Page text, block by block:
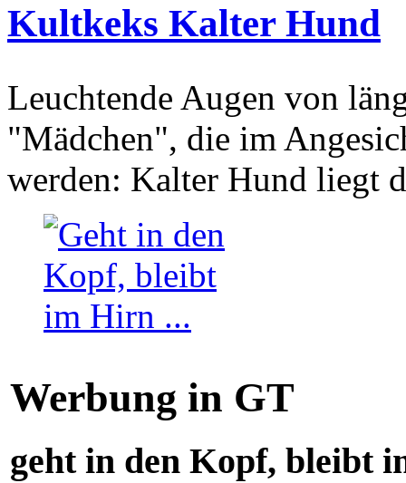
Kultkeks Kalter Hund
Leuchtende Augen von
"Mädchen", die im
werden: Kalter Hund liegt
Werbung in GT
geht in den Kopf, bleibt